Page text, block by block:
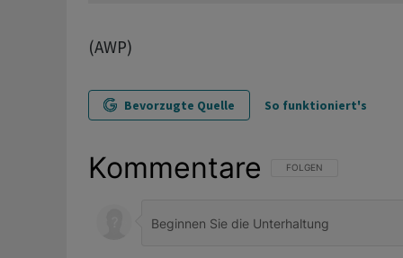
(AWP)
Bevorzugte Quelle So funktioniert's
Kommentare FOLGE DIESER
FOLGEN